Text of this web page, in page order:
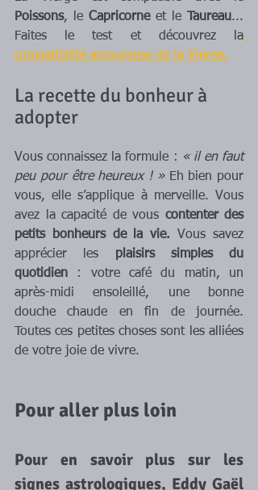
Poissons, le Capricorne et le Taureau...
Faites le test et découvrez la
compatibilité amoureuse de la Vierge.
La recette du bonheur à
adopter
Vous connaissez la formule : « il en faut
peu pour être heureux ! » Eh bien pour
vous, elle s’applique à merveille. Vous
avez la capacité de vous contenter des
petits bonheurs de la vie. Vous savez
apprécier les plaisirs simples du
quotidien : votre café du matin, un
après-midi ensoleillé, une bonne
douche chaude en fin de journée.
Toutes ces petites choses sont les alliées
de votre joie de vivre.
Pour aller plus loin
Pour en savoir plus sur les
signes astrologiques, Eddy Gaël